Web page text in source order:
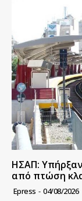
ΗΣΑΠ:
από πτώση
Epress - 04/08/2026